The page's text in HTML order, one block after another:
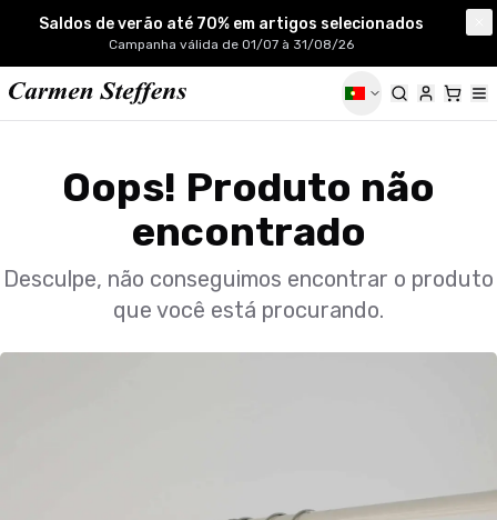
Carmen Steffens
Saldos de verão até 70% em artigos selecionados
Campanha válida de 01/07 à 31/08/26
Oops! Produto não
encontrado
Desculpe, não conseguimos encontrar o produto
que você está procurando.